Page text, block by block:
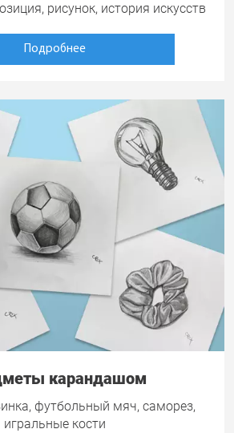
рисунок, история искусств
Подробнее
карандашом
футбольный мяч, саморез,
игральные кости